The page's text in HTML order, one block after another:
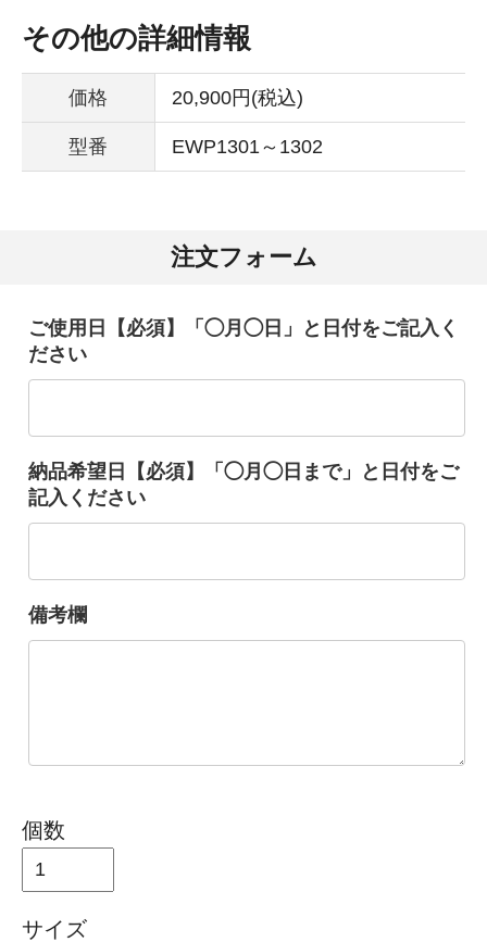
その他の詳細情報
価格 20,900円(税込)
型番 EWP1301～1302
注文フォーム
ご使用日【必須】「◯月◯日」と日付をご記入く
ださい
納品希望日【必須】「◯月◯日まで」と日付をご
記入ください
備考欄
個数
サイズ